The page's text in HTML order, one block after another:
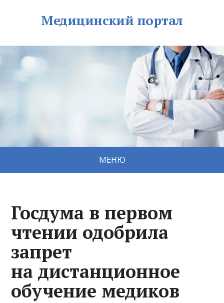
Медицинский портал
МЕНЮ
Госдума в первом
чтении одобрила
запрет
на дистанционное
обучение медиков